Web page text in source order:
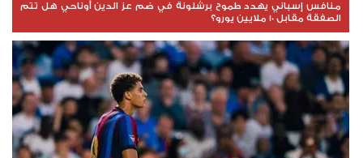
منافس إسباني يهدد طموح برشلونة في ضم عز الدين أوناحي هل تتم
الصفقة مقابل 10 ملايين يورو؟